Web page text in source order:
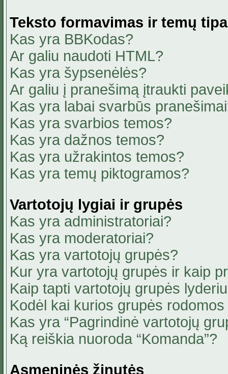
Teksto formavimas ir temų
Kas yra BBKodas?
Ar galiu naudoti HTML?
Kas yra šypsenėlės?
Ar galiu į pranešimą įtraukti
Kas yra labai svarbūs
Kas yra svarbios temos?
Kas yra dažnos temos?
Kas yra užrakintos temos?
Kas yra temų piktogramos?
Vartotojų lygiai ir grupės
Kas yra administratoriai?
Kas yra moderatoriai?
Kas yra vartotojų grupės?
Kur yra vartotojų grupės ir kaip
Kaip tapti vartotojų grupės
Kodėl kai kurios grupės
Kas yra “Pagrindinė vartotojų
Ką reiškia nuoroda “Komanda”?
Asmeninės žinutės